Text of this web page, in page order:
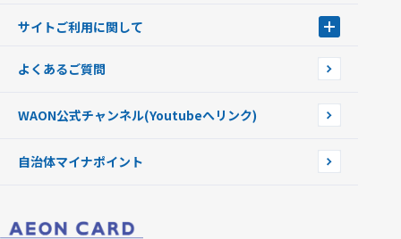
提携WAONカード
WAONチャージャーmini
WAONカードの拾得について
サイトご利用に関して
企業情報
よくあるご質問
WAON公式チャンネル(Youtubeへリンク)
自治体マイナポイント